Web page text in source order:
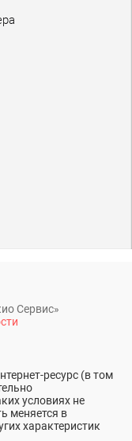
Сервис»
ресурс (в том
условиях не
меняется в
характеристик